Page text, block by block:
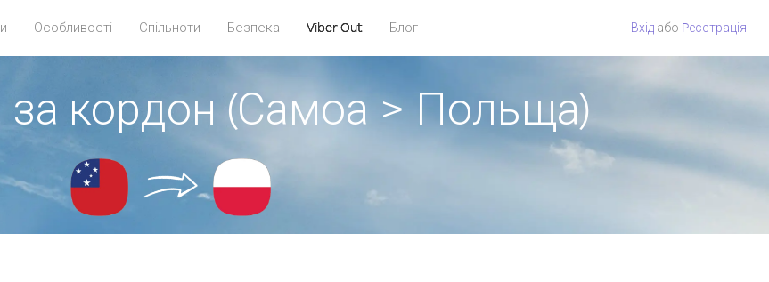
Особливості Спільноти Безпека Viber Out Блог Вхід або Pеєстрація
за кордон (Самоа > Польща)